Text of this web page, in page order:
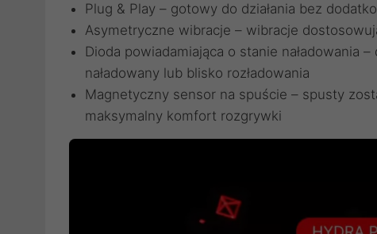
Plug & Play – gotowy do działania bez
Asymetryczne wibracje – wibracje
Dioda powiadamiająca o stanie naładowania
naładowany lub blisko rozładowania
Magnetyczny sensor na spuście – spusty
maksymalny komfort rozgrywki